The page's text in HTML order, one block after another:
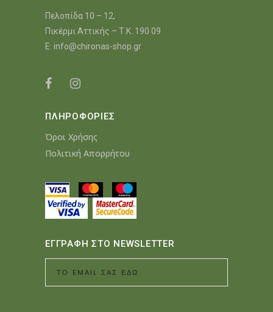
Πελοπίδα 10 – 12,
Πικέρμι Αττικής – Τ.Κ. 190 09
E: info@chironas-shop.gr
ΠΛΗΡΟΦΟΡΙΕΣ
Όροι Χρήσης
Πολιτική Απορρήτου
ΕΓΓΡΑΦΗ ΣΤΟ NEWSLETTER